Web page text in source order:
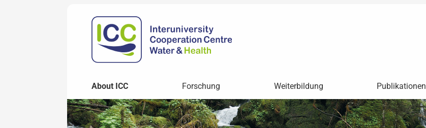
About ICC Forschung Weiterbildung Publikationen